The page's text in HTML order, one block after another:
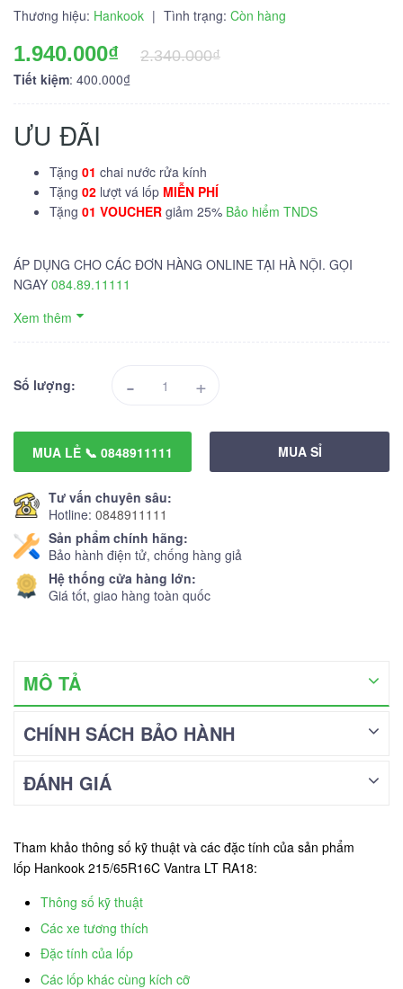
Thương hiệu: Hankook | Tình trạng: Còn hàng
1.940.000₫
2.340.000₫
Tiết kiệm: 400.000₫
ƯU ĐÃI
Tặng 01 chai nước rửa kính
Tặng 02 lượt vá lốp MIỄN PHÍ
Tặng 01 VOUCHER giảm 25% Bảo hiểm TNDS
ÁP DỤNG CHO CÁC ĐƠN HÀNG ONLINE TẠI HÀ NỘI. GỌI
NGAY 084.89.11111
Xem thêm
Số lượng: - +
MUA LẺ 📞 0848911111 MUA SỈ
Tư vấn chuyên sâu:
Hotline: 0848911111
Sản phẩm chính hãng:
Bảo hành điện tử, chống hàng giả
Hệ thống cửa hàng lớn:
Giá tốt, giao hàng toàn quốc
MÔ TẢ
CHÍNH SÁCH BẢO HÀNH
ĐÁNH GIÁ
Tham khảo thông số kỹ thuật và các đặc tính của sản phẩm
lốp Hankook 215/65R16C Vantra LT RA18:
Thông số kỹ thuật
Các xe tương thích
Đặc tính của lốp
Các lốp khác cùng kích cỡ